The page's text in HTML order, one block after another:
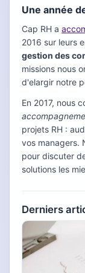
Une année
Cap RH a
2016 sur leurs
gestion des
missions nous
d'elargir notre
En 2017, nous
projets RH :
vos managers.
pour discuter
solutions les
Derniers